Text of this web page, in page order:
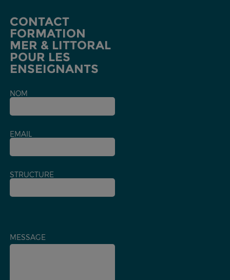
CONTACT
FORMATION
MER & LITTORAL
POUR LES
ENSEIGNANTS
NOM
EMAIL
STRUCTURE
MESSAGE